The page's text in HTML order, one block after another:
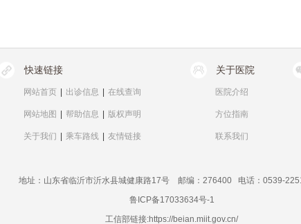
快速链接
网站首页 出诊信息 在线查询
网站地图 帮助信息 版权声明
关于我们 乘车路线 友情链接
关于医院
医院介绍
方位指南
联系我们
地址：山东省临沂市沂水县城健康路17号 邮编：276400 电话：0539-
鲁ICP备17033634号-1
工信部链接:https://beian.miit.gov.cn/